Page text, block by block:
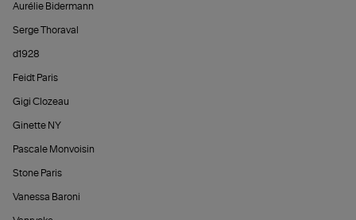
Aurélie Bidermann
Serge Thoraval
d1928
Feidt Paris
Gigi Clozeau
Ginette NY
Pascale Monvoisin
Stone Paris
Vanessa Baroni